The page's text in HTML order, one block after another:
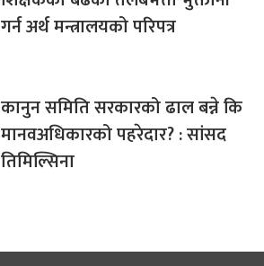
गर्न अर्थ मन्त्रालयको परिपत्र
कानुन समिति सरकारको ढाल बन्ने कि
मानवअधिकारको पहरेदार? : सांसद
तिमिल्सिना